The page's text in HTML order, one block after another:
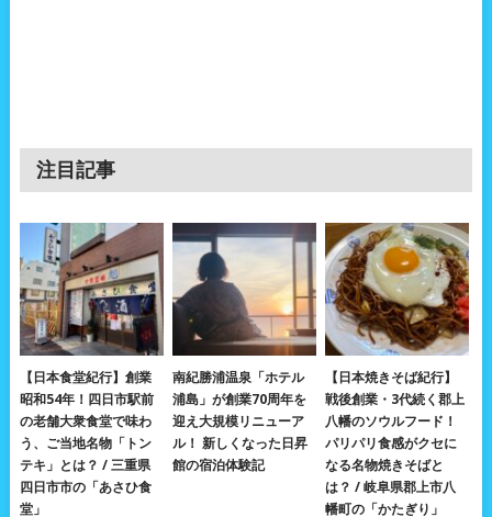
注目記事
【日本食堂紀行】創業
昭和54年！四日市駅前
の老舗大衆食堂で味わ
う、ご当地名物「トン
テキ」とは？ / 三重県
四日市市の「あさひ食
堂」
南紀勝浦温泉「ホテル
浦島」が創業70周年を
迎え大規模リニューア
ル！ 新しくなった日昇
館の宿泊体験記
【日本焼きそば紀行】
戦後創業・3代続く郡上
八幡のソウルフード！
パリパリ食感がクセに
なる名物焼きそばと
は？ / 岐阜県郡上市八
幡町の「かたぎり」